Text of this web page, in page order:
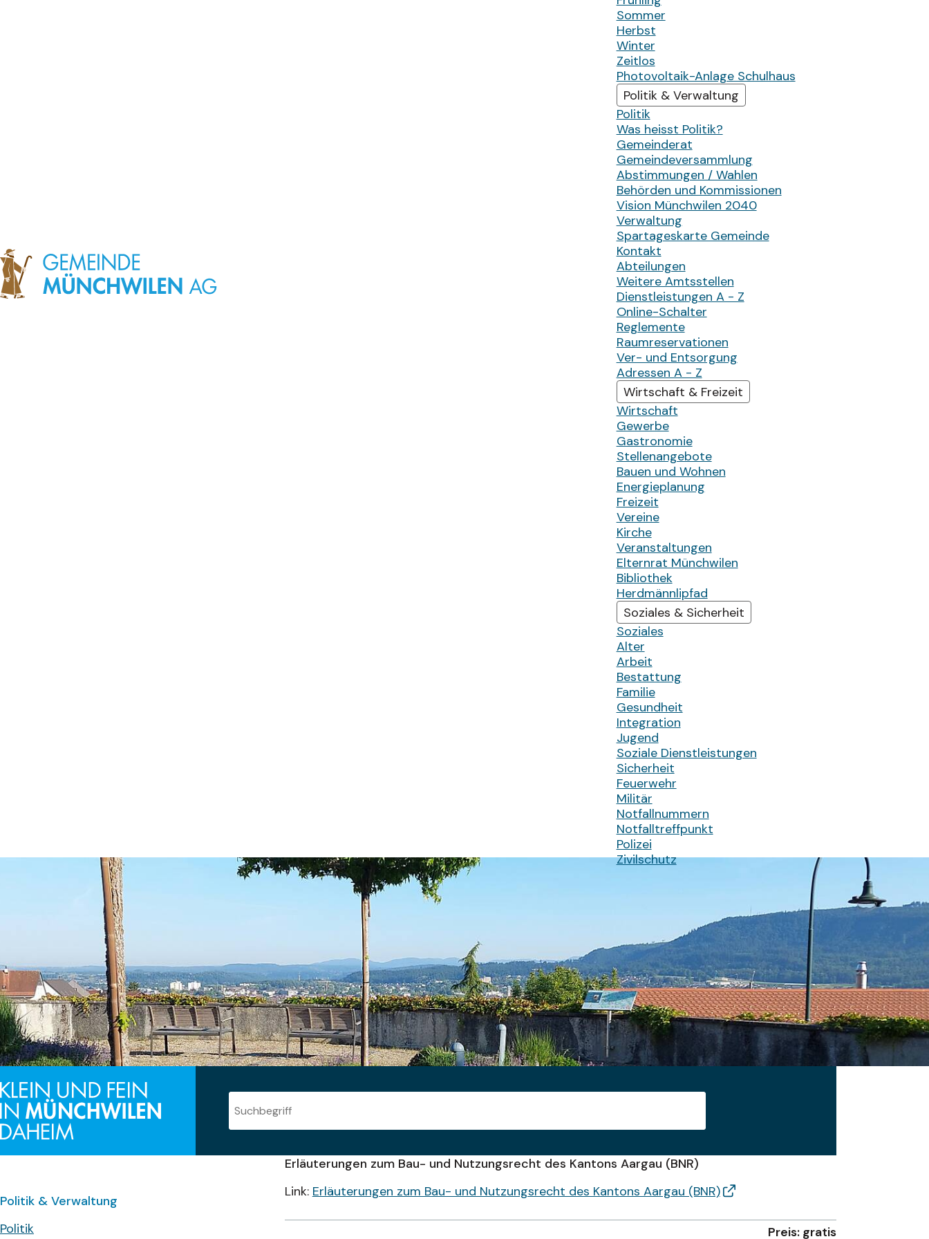
Sommer
Herbst
Winter
Zeitlos
Photovoltaik-Anlage Schulhaus
Politik & Verwaltung
Politik
Was heisst Politik?
Gemeinderat
Gemeindeversammlung
Abstimmungen / Wahlen
Behörden und Kommissionen
Vision Münchwilen 2040
Verwaltung
Spartageskarte Gemeinde
Kontakt
Abteilungen
Weitere Amtsstellen
Dienstleistungen A - Z
Online-Schalter
Reglemente
Raumreservationen
Ver- und Entsorgung
Adressen A - Z
Wirtschaft & Freizeit
Wirtschaft
Gewerbe
Gastronomie
Stellenangebote
Bauen und Wohnen
Energieplanung
Freizeit
Vereine
Kirche
Veranstaltungen
Elternrat Münchwilen
Bibliothek
Herdmännlipfad
Soziales & Sicherheit
Soziales
Alter
Arbeit
Bestattung
Familie
Gesundheit
Integration
Jugend
Soziale Dienstleistungen
Sicherheit
Feuerwehr
Militär
Notfallnummern
Notfalltreffpunkt
Polizei
Zivilschutz
Subnavigation:
Politik & Verwaltung
Politik
Erläuterungen zum Bau- und Nutzungsrecht des Kantons Aargau (BNR)
Link: Erläuterungen zum Bau- und Nutzungsrecht des Kantons Aargau (BNR)
Preis: gratis